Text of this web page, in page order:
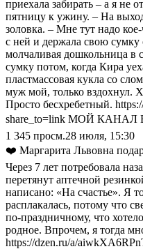
приехала забирать – а я не
пятницу к ужину. – На
золовка. – Мне тут надо
с ней и держала свою сумку
молчаливая дошкольница в
сумку потом, когда Кира
пластмассовая кукла со
муж мой, только вздохнул.
Просто бесхребетный.
share_to=link МОЙ КАНАЛ
1 345 просм.28 июля, 15:30
❤️ Маргарита Львовна
Через 7 лет потребовала
перетянут аптечной
написано: «На счастье». Я
расплакалась, потому что
по-праздничному, что
родное. Впрочем, я тогда
https://dzen.ru/a/